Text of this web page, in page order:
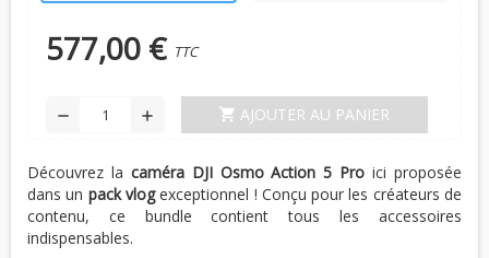
577,00 € TTC
remove add shopping_cart AJOUTER AU PANIER
Découvrez la caméra DJI Osmo Action 5 Pro ici proposée
dans un pack vlogexceptionnel ! Conçu pour les créateurs de
contenu, ce bundle contient tous les accessoires
indispensables.